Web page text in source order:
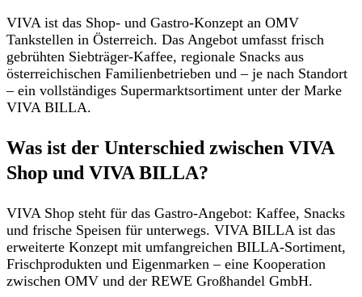
VIVA ist das Shop- und Gastro-Konzept an OMV
Tankstellen in Österreich. Das Angebot umfasst frisch
gebrühten Siebträger-Kaffee, regionale Snacks aus
österreichischen Familienbetrieben und – je nach Standort
– ein vollständiges Supermarktsortiment unter der Marke
VIVA BILLA.
Was ist der Unterschied zwischen VIVA
Shop und VIVA BILLA?
VIVA Shop steht für das Gastro-Angebot: Kaffee, Snacks
und frische Speisen für unterwegs. VIVA BILLA ist das
erweiterte Konzept mit umfangreichen BILLA-Sortiment,
Frischprodukten und Eigenmarken – eine Kooperation
zwischen OMV und der REWE Großhandel GmbH.